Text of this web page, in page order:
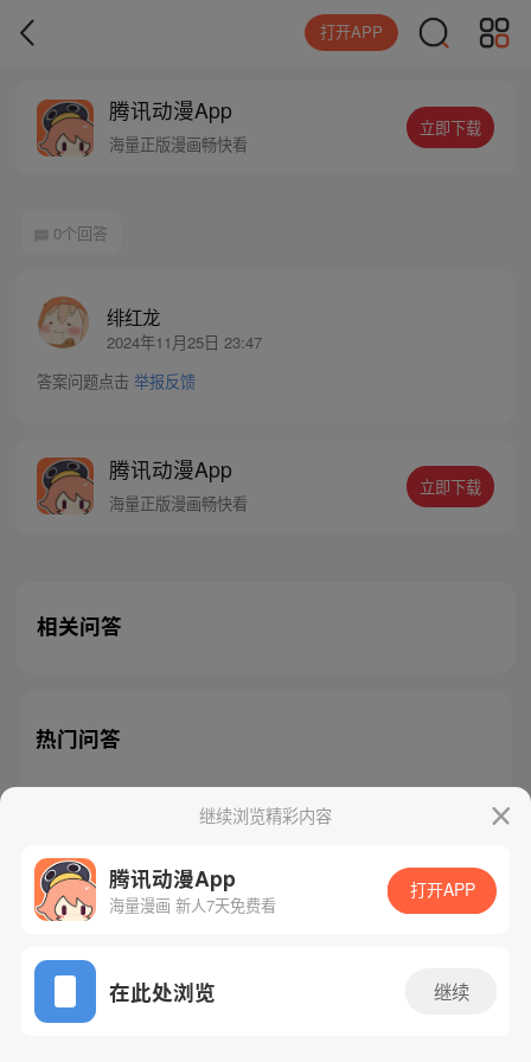
打开APP
腾讯动漫App
海量正版漫画畅快看
立即下载
0个回答
绯红龙
2024年11月25日 23:47
答案问题点击 举报反馈
腾讯动漫App
海量正版漫画畅快看
立即下载
相关问答
热门问答
继续浏览精彩内容
腾讯动漫App
海量漫画 新人7天免费看
打开APP
在此处浏览 继续
腾讯漫画 起点读书 QQ阅读
网站备案/许可证号：粤B2-20090059-5